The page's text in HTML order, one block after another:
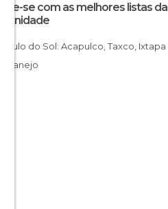
se com as melhores listas da